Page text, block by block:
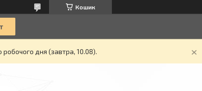
Кошик
дня (завтра, 10.08).